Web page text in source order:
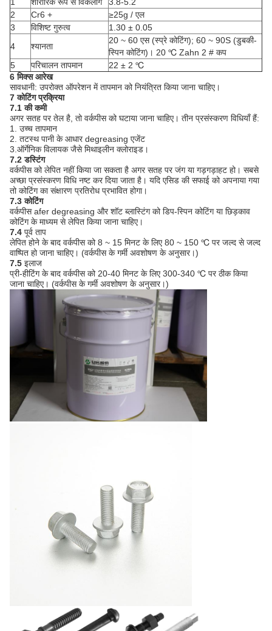
2
Cr6 +
≥25g / एल
3
विशिष्ट गुरुत्व
1.30 ± 0.05
4
श्यानता
20 ~ 60 एस (स्प्रे कोटिंग); 60 ~ 90S (डुबकी-
स्पिन कोटिंग)। 20 ℃ Zahn 2 # कप
5
परिचालन तापमान
22 ± 2 ℃
6 मिक्स आरेख
सावधानी: उपरोक्त ऑपरेशन में तापमान को नियंत्रित किया जाना चाहिए।
7 कोटिंग प्रक्रिया
7.1 की कमी
अगर सतह पर तेल है, तो वर्कपीस को घटाया जाना चाहिए। तीन प्रसंस्करण विधियाँ हैं:
1. उच्च तापमान
2. तटस्थ पानी के आधार degreasing एजेंट
3.ऑर्गेनिक विलायक जैसे मिथाइलीन क्लोराइड।
7.2 डस्टिंग
वर्कपीस को लेपित नहीं किया जा सकता है अगर सतह पर जंग या गड़गड़ाहट हो। सबसे
अच्छा प्रसंस्करण विधि नष्ट कर दिया जाता है। यदि एसिड की सफाई को अपनाया गया
तो कोटिंग का संक्षारण प्रतिरोध प्रभावित होगा।
7.3 कोटिंग
वर्कपीस afer degreasing और शॉट ब्लास्टिंग को डिप-स्पिन कोटिंग या छिड़काव
कोटिंग के माध्यम से लेपित किया जाना चाहिए।
7.4 पूर्व ताप
लेपित होने के बाद वर्कपीस को 8 ~ 15 मिनट के लिए 80 ~ 150 ℃ पर जल्द से जल्द
वाष्पित हो जाना चाहिए। (वर्कपीस के गर्मी अवशोषण के अनुसार।)
7.5 इलाज
प्री-हीटिंग के बाद वर्कपीस को 20-40 मिनट के लिए 300-340 ℃ पर ठीक किया
जाना चाहिए। (वर्कपीस के गर्मी अवशोषण के अनुसार।)